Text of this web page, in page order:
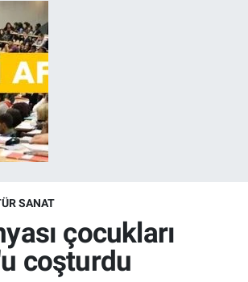
SANAT
çocukları
coşturdu